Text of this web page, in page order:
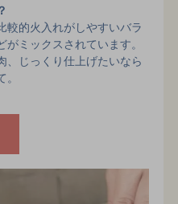
較的火入れがしやすいバラ
ミックスされています。
、じっくり仕上げたいなら